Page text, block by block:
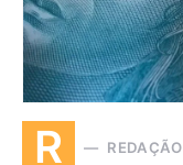
R REDAÇÃO